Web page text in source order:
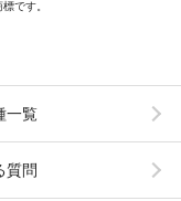
です。
一覧
質問